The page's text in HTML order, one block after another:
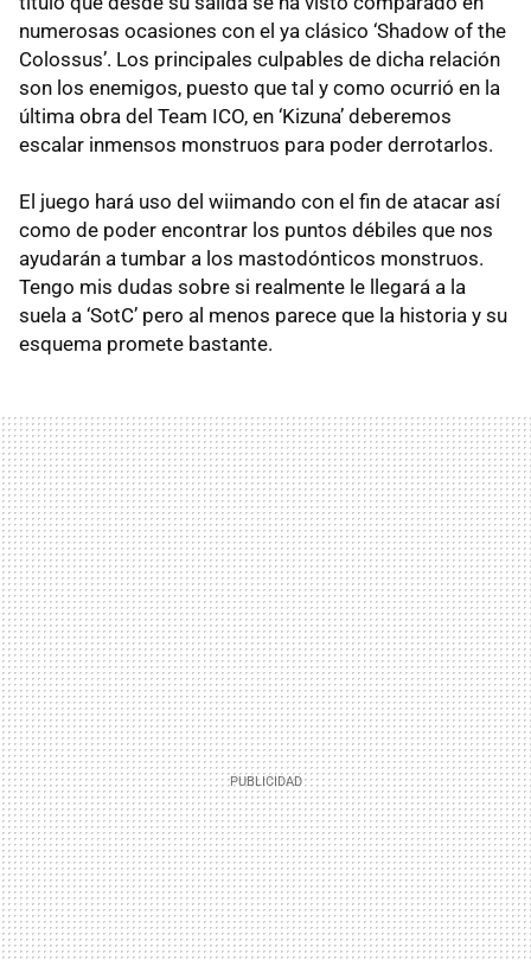
numerosas ocasiones con el ya clásico ‘Shadow of the
Colossus’. Los principales culpables de dicha relación
son los enemigos, puesto que tal y como ocurrió en la
última obra del Team ICO, en ‘Kizuna’ deberemos
escalar inmensos monstruos para poder derrotarlos.
El juego hará uso del wiimando con el fin de atacar así
como de poder encontrar los puntos débiles que nos
ayudarán a tumbar a los mastodónticos monstruos.
Tengo mis dudas sobre si realmente le llegará a la
suela a ‘SotC’ pero al menos parece que la historia y su
esquema promete bastante.